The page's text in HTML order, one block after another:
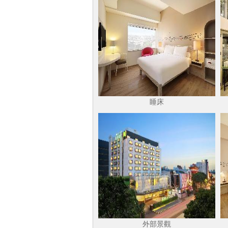
睡床
外部景觀